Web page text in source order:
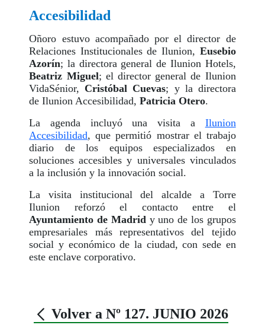
Accesibilidad
Oñoro estuvo acompañado por el director de
Relaciones Institucionales de Ilunion, Eusebio
Azorín; la directora general de Ilunion Hotels,
Beatriz Miguel; el director general de Ilunion
VidaSénior, Cristóbal Cuevas; y la directora
de Ilunion Accesibilidad,Patricia Otero.
La agenda incluyó una visita a Ilunion
Accesibilidad, que permitió mostrar el trabajo
diario de los equipos especializados en
soluciones accesibles y universales vinculados
a la inclusión y la innovación social.
La visita institucional del alcalde a Torre
Ilunion reforzó el contacto entre el
Ayuntamiento de Madrid y uno de los grupos
empresariales más representativos del tejido
social y económico de la ciudad, con sede en
este enclave corporativo.
Volver a Nº 127. JUNIO 2026